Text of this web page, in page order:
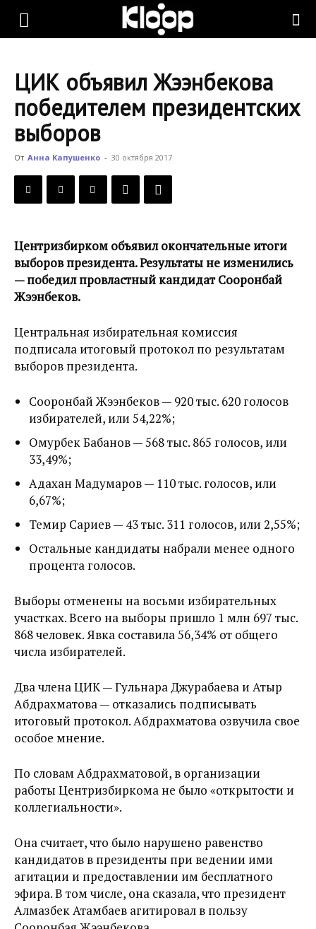
KLOOP.KG
Новости
Кыргызстана
ЦИК объявил Жээнбекова
победителем президентских
выборов
От Анна Капушенко - 30 октября 2017
Центризбирком объявил окончательные итоги
выборов президента. Результаты не изменились
— победил провластный кандидат Сооронбай
Жээнбеков.
Центральная избирательная комиссия
подписала итоговый протокол по результатам
выборов президента.
Сооронбай Жээнбеков — 920 тыс. 620 голосов
избирателей, или 54,22%;
Омурбек Бабанов — 568 тыс. 865 голосов, или
33,49%;
Адахан Мадумаров — 110 тыс. голосов, или
6,67%;
Темир Сариев — 43 тыс. 311 голосов, или 2,55%;
Остальные кандидаты набрали менее одного
процента голосов.
Выборы отменены на восьми избирательных
участках. Всего на выборы пришло 1 млн 697 тыс.
868 человек. Явка составила 56,34% от общего
числа избирателей.
Два члена ЦИК — Гульнара Джурабаева и Атыр
Абдрахматова — отказались подписывать
итоговый протокол. Абдрахматова озвучила свое
особое мнение.
По словам Абдрахматовой, в организации
работы Центризбиркома не было «открытости и
коллегиальности».
Она считает, что было нарушено равенство
кандидатов в президенты при ведении ими
агитации и предоставлении им бесплатного
эфира. В том числе, она сказала, что президент
Алмазбек Атамбаев агитировал в пользу